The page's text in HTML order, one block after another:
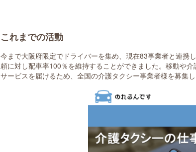
これまでの活動
今まで大阪府限定でドライバーを集め、現在83事業者と連携
頼に対し配車率100％を維持することができました。移動や
サービスを届けるため、全国の介護タクシー事業者様を募集し